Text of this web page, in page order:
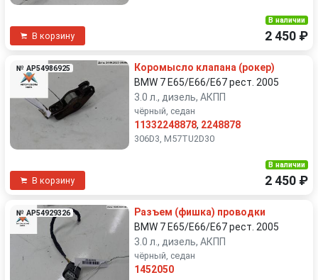
В корзину
В наличии
2 450 ₽
№ AP54986925
Коромысло клапана (рокер)
BMW 7 E65/E66/E67 рест. 2005
3.0 л., дизель, АКПП
чёрный, седан
11332248878, 2248878
306D3, M57TU2D30
В корзину
В наличии
2 450 ₽
№ AP54929326
Разъем (фишка) проводки
BMW 7 E65/E66/E67 рест. 2005
3.0 л., дизель, АКПП
чёрный, седан
1452050